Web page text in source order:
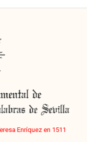
Enríquez en 1511